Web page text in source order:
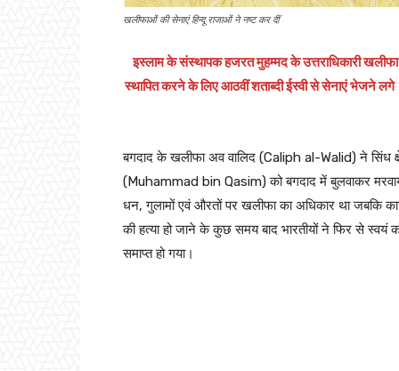
खलीफाओं की सेनाएं हिन्दू राजाओं ने नष्ट कर दीं
इस्लाम के संस्थापक हजरत मुहम्मद के उत्तराधिकारी
स्थापित करने के लिए आठवीं शताब्दी ईस्वी से सेनाएं
बगदाद के खलीफा अव वालिद (Caliph al-Walid) ने सिंध
(Muhammad bin Qasim) को बगदाद में बुलवाकर
धन, गुलामों एवं औरतों पर खलीफा का अधिकार था जबकि
की हत्या हो जाने के कुछ समय बाद भारतीयों ने फिर से स्वयं
समाप्त हो गया।